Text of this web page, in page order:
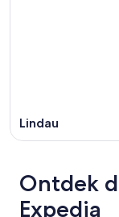
Lindau
Ontdek
Expedia